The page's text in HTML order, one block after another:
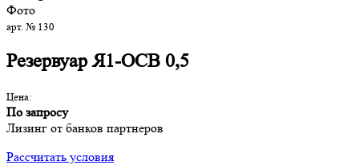
Фото
арт. № 130
Резервуар Я1-ОСВ 0,5
Цена:
По запросу
Лизинг от банков партнеров
Рассчитать условия